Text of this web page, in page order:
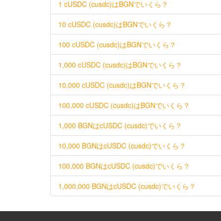
1 cUSDC (cusdc)はBGNでいくら？
10 cUSDC (cusdc)はBGNでいくら？
100 cUSDC (cusdc)はBGNでいくら？
1,000 cUSDC (cusdc)はBGNでいくら？
10,000 cUSDC (cusdc)はBGNでいくら？
100,000 cUSDC (cusdc)はBGNでいくら？
1,000 BGNはcUSDC (cusdc)でいくら？
10,000 BGNはcUSDC (cusdc)でいくら？
100,000 BGNはcUSDC (cusdc)でいくら？
1,000,000 BGNはcUSDC (cusdc)でいくら？